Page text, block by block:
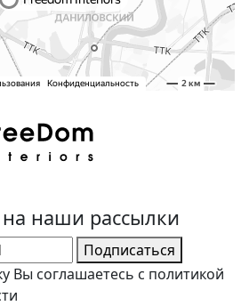
наши рассылки
Подписаться
Вы соглашаетесь с политикой